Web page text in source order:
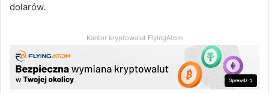
dolarów.
Kantor kryptowalut FlyingAtom